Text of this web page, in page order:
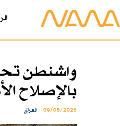
واشنطن
بالإصلاح
09/08/2025 العراق